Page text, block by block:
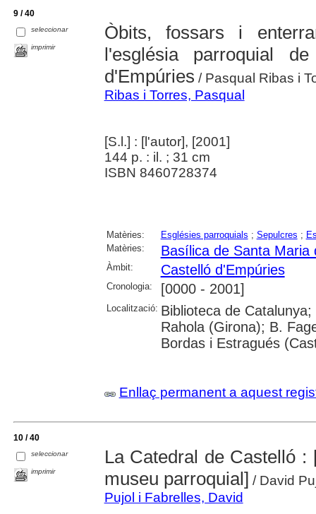
9 / 40
seleccionar
imprimir
Òbits, fossars i
l'església parroquial
d'Empúries / Pasqual Ribas i
Ribas i Torres, Pasqual
[S.l.] : [l'autor], [2001]
144 p. : il. ; 31 cm
ISBN 8460728374
Matèries: Esglésies parroquials ; Sepulcres ;
Matèries:
Basílica de Santa Maria
Àmbit: Castelló d'Empúries
Cronologia: [0000 - 2001]
Localització: Biblioteca de
Rahola (Girona); B.
Bordas i Estragués
Enllaç permanent a aquest
10 / 40
seleccionar
imprimir
La Catedral de Castelló
museu parroquial] / David
Pujol i Fabrelles, David